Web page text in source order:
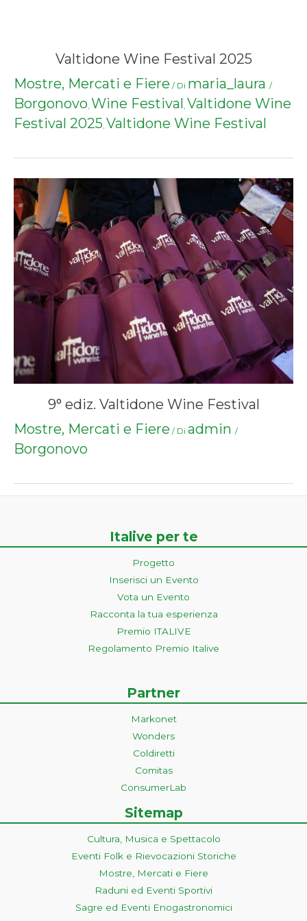
Valtidone Wine Festival 2025
Mostre, Mercati e Fiere / Di maria_laura /
Borgonovo, Wine Festival , Valtidone Wine
Festival 2025, Valtidone Wine Festival
9° ediz. Valtidone Wine Festival
Mostre, Mercati e Fiere / Di admin /
Borgonovo
Italive per te
Progetto
Inserisci un Evento
Vota un Evento
Racconta la tua esperienza
Premio ITALIVE
Regolamento Premio Italive
Partner
Markonet
Wonders
Coldiretti
Comitas
ConsumerLab
Sitemap
Cultura, Musica e Spettacolo
Eventi Folk e Rievocazioni Storiche
Mostre, Mercati e Fiere
Raduni ed Eventi Sportivi
Sagre ed Eventi Enogastronomici